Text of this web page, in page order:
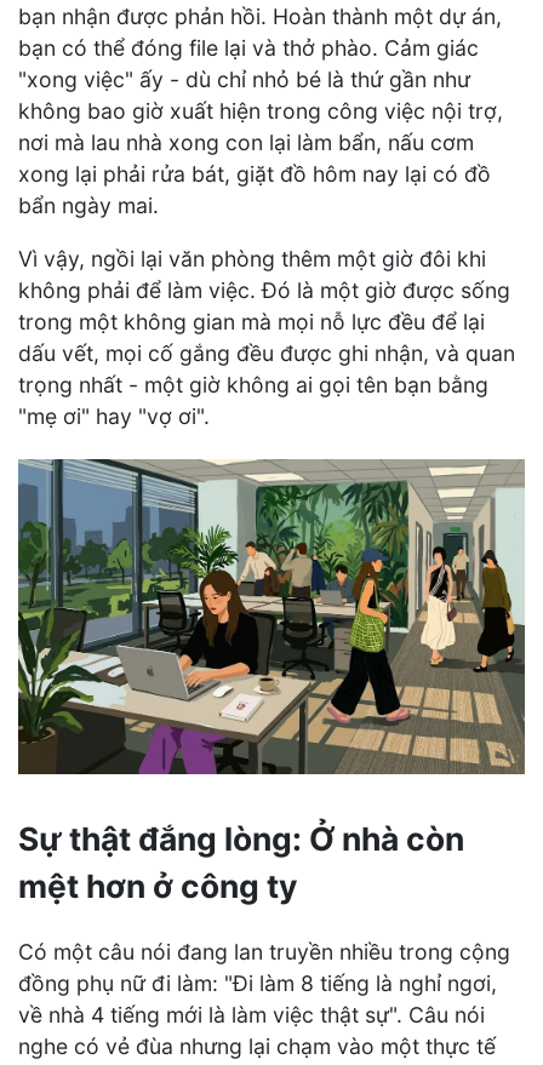
bạn nhận được phản hồi. Hoàn thành một dự án,
bạn có thể đóng file lại và thở phào. Cảm giác
"xong việc" ấy - dù chỉ nhỏ bé là thứ gần như
không bao giờ xuất hiện trong công việc nội trợ,
nơi mà lau nhà xong con lại làm bẩn, nấu cơm
xong lại phải rửa bát, giặt đồ hôm nay lại có đồ
bẩn ngày mai.
Vì vậy, ngồi lại văn phòng thêm một giờ đôi khi
không phải để làm việc. Đó là một giờ được sống
trong một không gian mà mọi nỗ lực đều để lại
dấu vết, mọi cố gắng đều được ghi nhận, và quan
trọng nhất - một giờ không ai gọi tên bạn bằng
"mẹ ơi" hay "vợ ơi".
Sự thật đắng lòng: Ở nhà còn
mệt hơn ở công ty
Có một câu nói đang lan truyền nhiều trong cộng
đồng phụ nữ đi làm: "Đi làm 8 tiếng là nghỉ ngơi,
về nhà 4 tiếng mới là làm việc thật sự". Câu nói
nghe có vẻ đùa nhưng lại chạm vào một thực tế